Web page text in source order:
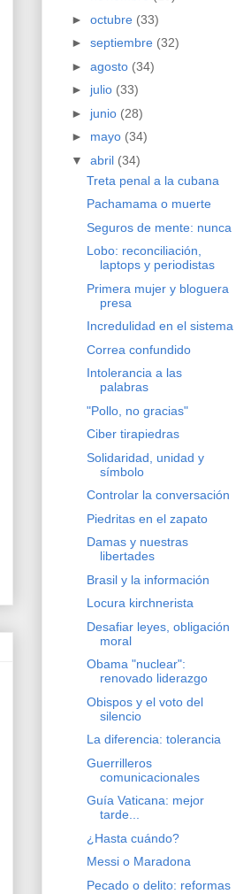
► octubre (33)
► septiembre (32)
► agosto (34)
► julio (33)
► junio (28)
► mayo (34)
▼ abril (34)
Treta penal a la cubana
Pachamama o muerte
Seguros de mente: nunca
Lobo: reconciliación,
laptops y periodistas
Primera mujer y bloguera
presa
Incredulidad en el sistema
Correa confundido
Intolerancia a las
palabras
"Pollo, no gracias"
Ciber tirapiedras
Solidaridad, unidad y
símbolo
Controlar la conversación
Piedritas en el zapato
Damas y nuestras
libertades
Brasil y la información
Locura kirchnerista
Desafiar leyes, obligación
moral
Obama "nuclear":
renovado liderazgo
Obispos y el voto del
silencio
La diferencia: tolerancia
Guerrilleros
comunicacionales
Guía Vaticana: mejor
tarde...
¿Hasta cuándo?
Messi o Maradona
Pecado o delito: reformas